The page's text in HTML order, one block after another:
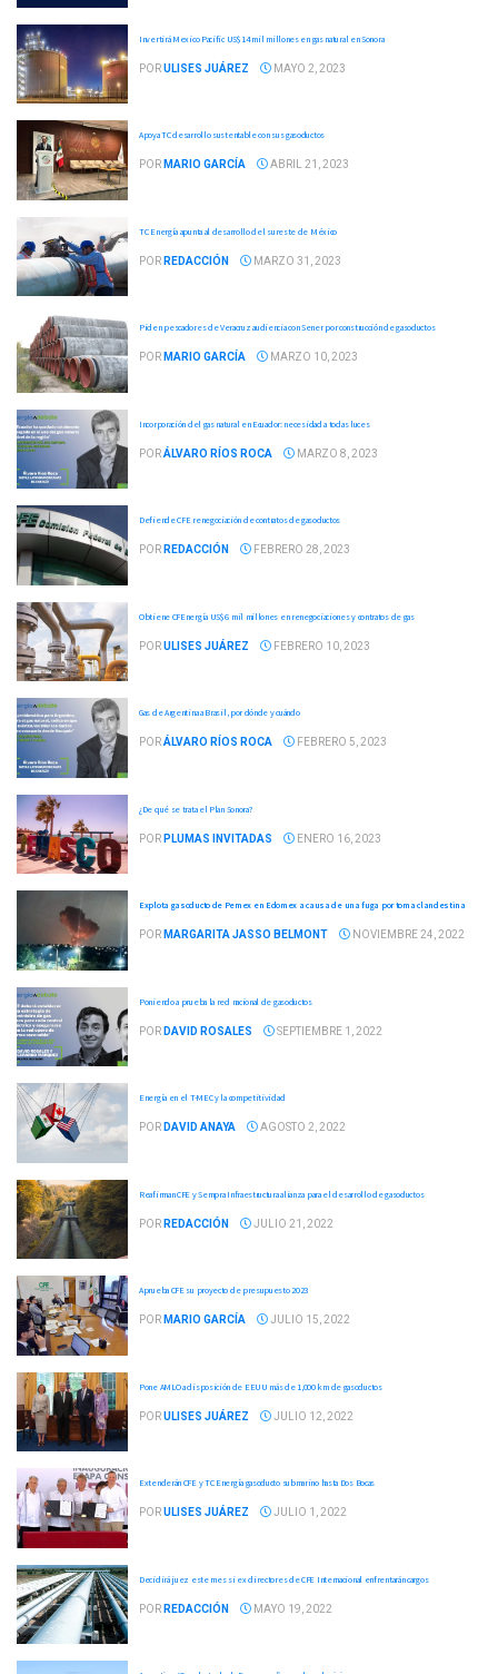
Invertirá Mexico Pacific US$ 14 mil millones en gas natural en Sonora
PORULISES JUÁREZ MAYO 2, 2023
Apoya TC desarrollo sustentable con sus gasoductos
POR MARIO GARCÍA ABRIL 21, 2023
TC Energía apunta al desarrollo del sureste de México
POR REDACCIÓN MARZO 31, 2023
Piden pescadores de Veracruz audiencia con Sener por construcción de gasoductos
POR MARIO GARCÍA MARZO 10, 2023
Incorporación del gas natural en Ecuador: necesidad a todas luces
PORÁLVARO RÍOS ROCA MARZO 8, 2023
Defiende CFE renegociación de contratos de gasoductos
POR REDACCIÓN FEBRERO 28, 2023
Obtiene CFEnergía US$ 6 mil millones en renegociaciones y contratos de gas
PORULISES JUÁREZ FEBRERO 10, 2023
Gas de Argentina a Brasil, por dónde y cuándo
PORÁLVARO RÍOS ROCA FEBRERO 5, 2023
¿De qué se trata el Plan Sonora?
POR PLUMAS INVITADAS ENERO 16, 2023
Explota gasoducto de Pemex en Edomex a causa de una fuga por toma clandestina
POR MARGARITA JASSO BELMONT NOVIEMBRE 24, 2022
Poniendo a prueba la red nacional de gasoductos
POR DAVID ROSALES SEPTIEMBRE 1, 2022
Energía en el T-MEC y la competitividad
POR DAVID ANAYA AGOSTO 2, 2022
Reafirman CFE y Sempra Infraestructura alianza para el desarrollo de gasoductos
POR REDACCIÓN JULIO 21, 2022
Aprueba CFE su proyecto de presupuesto 2023
POR MARIO GARCÍA JULIO 15, 2022
Pone AMLO a disposición de EEUU más de 1,000 km de gasoductos
PORULISES JUÁREZ JULIO 12, 2022
Extenderán CFE y TC Energía gasoducto submarino hasta Dos Bocas
PORULISES JUÁREZ JULIO 1, 2022
Decidirá juez este mes si ex directores de CFE Internacional enfrentarán cargos
POR REDACCIÓN MAYO 19, 2022